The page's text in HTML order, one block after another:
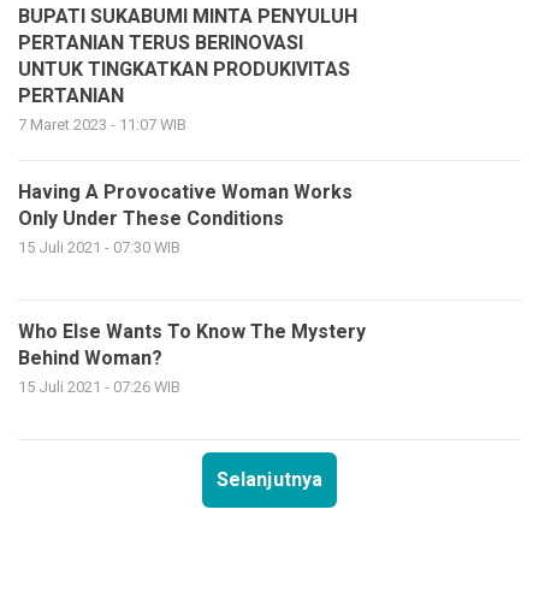
BUPATI SUKABUMI MINTA PENYULUH
PERTANIAN TERUS BERINOVASI
UNTUK TINGKATKAN PRODUKIVITAS
PERTANIAN
7 Maret 2023 - 11:07 WIB
Having A Provocative Woman Works
Only Under These Conditions
15 Juli 2021 - 07:30 WIB
Who Else Wants To Know The Mystery
Behind Woman?
15 Juli 2021 - 07:26 WIB
Selanjutnya